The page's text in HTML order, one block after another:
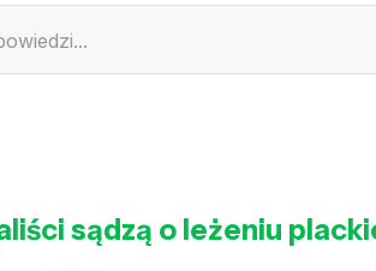
sądzą o leżeniu